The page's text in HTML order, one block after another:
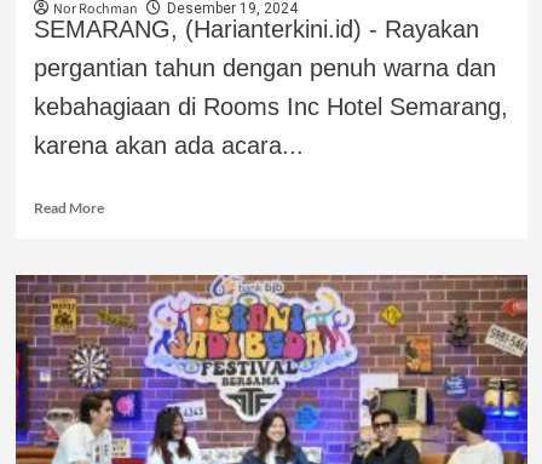
Nor Rochman Desember 19, 2024
SEMARANG, (Harianterkini.id) - Rayakan
pergantian tahun dengan penuh warna dan
kebahagiaan di Rooms Inc Hotel Semarang,
karena akan ada acara...
Read More